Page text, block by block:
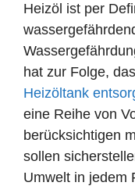
Heizöl ist per
hat zur Folge,
Heizöltank
eine Reihe von
berücksichtigen
sollen
Umwelt in jedem